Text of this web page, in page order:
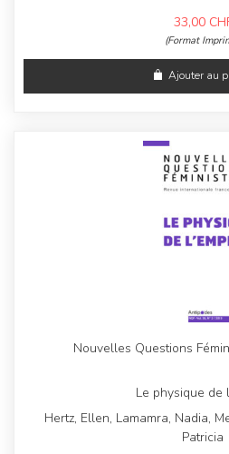
33,00
(Format
Ajouter au
Nouvelles Questions
Le physique de
Hertz, Ellen, Lamamra, Nadia,
Patricia